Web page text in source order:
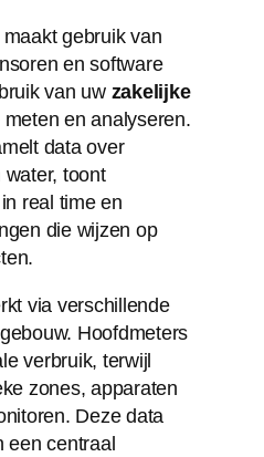
gebruik van
en software
van uw zakelijke
en analyseren.
data over
toont
real time en
die wijzen op
via verschillende
Hoofdmeters
verbruik, terwijl
zones, apparaten
Deze data
een centraal